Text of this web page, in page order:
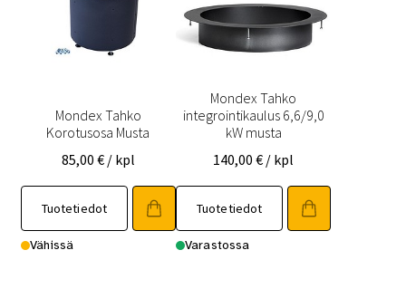
Mondex Tahko
Korotusosa Musta
85,00 € / kpl
Tuotetiedot
Vähissä
Mondex Tahko
integrointikaulus 6,6/9,0
kW musta
140,00€ / kpl
Tuotetiedot
Varastossa